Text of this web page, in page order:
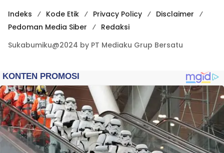
Indeks Kode Etik Privacy Policy
Disclaimer
Pedoman Media Siber
Redaksi
Sukabumiku@2024 by PT Mediaku Grup Bersatu